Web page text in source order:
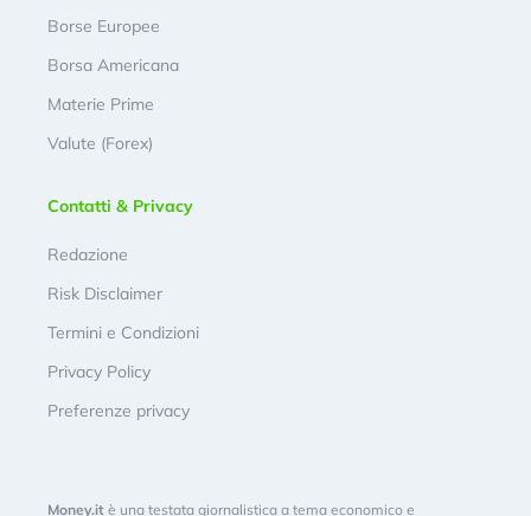
Borse Europee
Borsa Americana
Materie Prime
Valute (Forex)
Contatti & Privacy
Redazione
Risk Disclaimer
Termini e Condizioni
Privacy Policy
Preferenze privacy
Money.it è una testata giornalistica a tema economico e